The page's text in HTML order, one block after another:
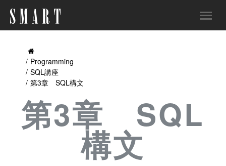
Programming
SQL講座
第3章 SQL構文
第3章 SQL
構文